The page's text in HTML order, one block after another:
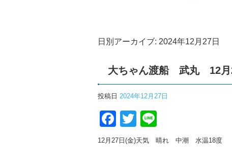
日別アーカイブ: 2024年12月27日
大ちゃん渡船 武丸 12
投稿日 2024年12月27日
Facebook
Twitter
12月27日(金)天気 晴れ 中潮 水温18度